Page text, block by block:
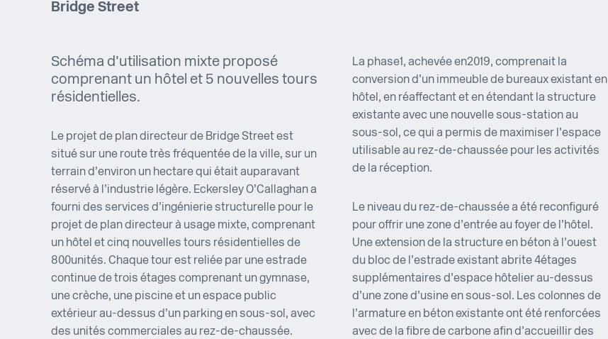
Bridge Street
Schéma d’utilisation mixte proposé
comprenant un hôtel et 5 nouvelles tours
résidentielles.
Le projet de plan directeur de Bridge Street est
situé sur une route très fréquentée de la ville, sur un
terrain d’environ un hectare qui était auparavant
réservé à l’industrie légère. Eckersley O’Callaghan a
fourni des services d’ingénierie structurelle pour le
projet de plan directeur à usage mixte, comprenant
un hôtel et cinq nouvelles tours résidentielles de
800 unités. Chaque tour est reliée par une estrade
continue de trois étages comprenant un gymnase,
une crèche, une piscine et un espace public
extérieur au-dessus d’un parking en sous-sol, avec
des unités commerciales au rez-de-chaussée.
La phase 1, achevée en 2019, comprenait la
conversion d’un immeuble de bureaux existant en
hôtel, en réaffectant et en étendant la structure
existante avec une nouvelle sous-station au
sous-sol, ce qui a permis de maximiser l’espace
utilisable au rez-de-chaussée pour les activités
de la réception.
Le niveau du rez-de-chaussée a été reconfiguré
pour offrir une zone d’entrée au foyer de l’hôtel.
Une extension de la structure en béton à l’ouest
du bloc de l’estrade existant abrite 4 étages
supplémentaires d’espace hôtelier au-dessus
d’une zone d’usine en sous-sol. Les colonnes de
l’armature en béton existante ont été renforcées
avec de la fibre de carbone afin d’accueillir des